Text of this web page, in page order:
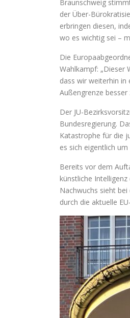
Braunschweig
der Über-
erbringen diesen,
wo es wichtig sei –
Die
Wahlkampf: „Dieser
dass wir weiterhin in
Außengrenze besser
Der JU-
Bundesregierung.
Katastrophe für die
es sich eigentlich
Bereits vor dem
künstliche
Nachwuchs sieht
durch die aktuelle